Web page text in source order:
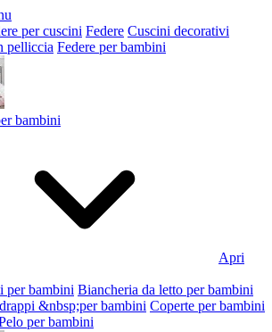
per cuscini Federe Cuscini decorativi
pelliccia Federe per bambini
bambini
Apri
per bambini Biancheria da letto per bambini
&nbsp;per bambini Coperte per bambini
per bambini